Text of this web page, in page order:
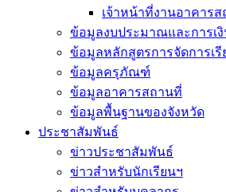
เจ้าหน้าที่งานอาคาร
ข้อมูลงบประมาณและการเ
ข้อมูลหลักสูตรการจัดการเ
ข้อมูลครุภัณฑ์
ข้อมูลอาคารสถานที่
ข้อมูลพื้นฐานของจังหวัด
ประชาสัมพันธ์
ข่าวประชาสัมพันธ์
ข่าวสำหรับนักเรียนฯ